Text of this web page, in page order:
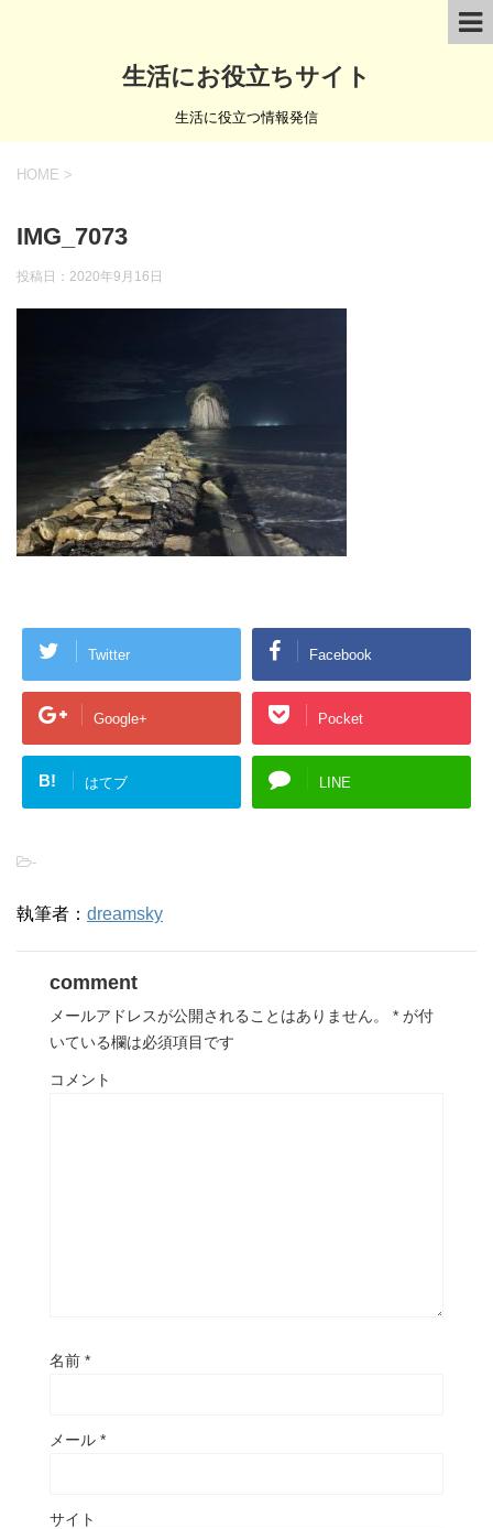
生活にお役立ちサイト
生活に役立つ情報発信
HOME >
IMG_7073
投稿日： 2020年9月16日
Twitter Facebook
Google+ Pocket
B! はてブ LINE
-
執筆者： dreamsky
comment
メールアドレスが公開されることはありません。 * が付
いている欄は必須項目です
コメント
名前 *
メール *
サイト